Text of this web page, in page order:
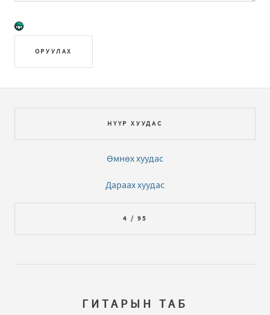
ОРУУЛАХ
НҮҮР ХУУДАС
Өмнөх хуудас
Дараах хуудас
4 / 95
ГИТАРЫН ТАБ